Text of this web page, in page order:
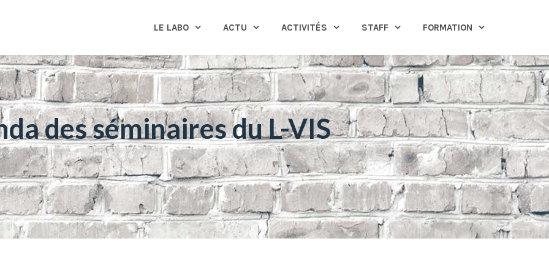
LE LABO ACTU ACTIVITÉS STAFF FORMATION
des séminaires du L-VIS